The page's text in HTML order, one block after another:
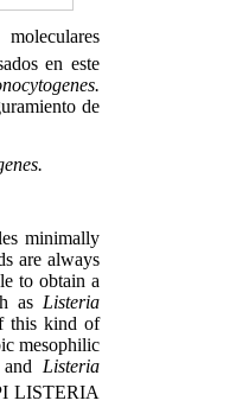
en este
de
minimally
are always
to obtain a
as Listeria
this kind of
mesophilic
and Listeria
LISTERIA